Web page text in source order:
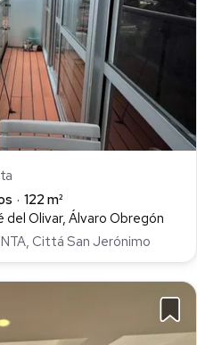
122 m²
del Olivar, Álvaro Obregón
Cittá San Jerónimo